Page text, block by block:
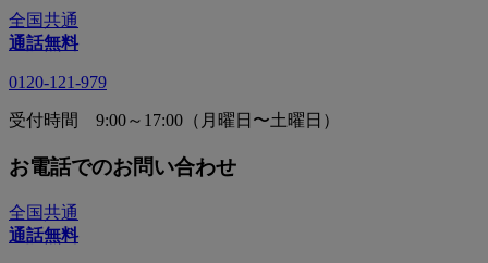
全国共通
通話無料
0120-121-979
受付時間 9:00～17:00（月曜日〜土曜日）
お電話でのお問い合わせ
全国共通
通話無料